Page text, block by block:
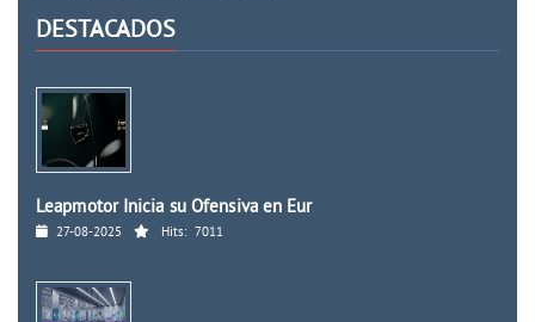
DESTACADOS
Leapmotor Inicia su Ofensiva en Eur
27-08-2025 Hits: 7011